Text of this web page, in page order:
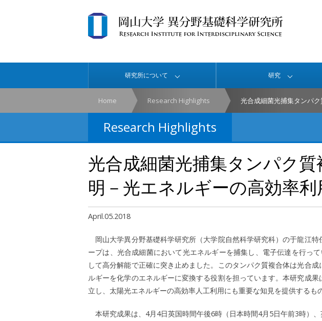
研究所について 研究
Home Research Highlights
Research Highlights
光合成細菌光捕集タンパク
明－光エネルギーの高効率
April.05.2018
岡山大学異分野基礎科学研究所（大学院自然科学研究科）の于龍江
ープは、光合成細菌において光エネルギーを捕集し、電子伝達を行っ
して高分解能で正確に突き止めました。このタンパク質複合体は光合
ルギーを化学のエネルギーに変換する役割を担っています。本研究成
立し、太陽光エネルギーの高効率人工利用にも重要な知見を提供するも
本研究成果は、4月4日英国時間午後6時（日本時間4月5日午前3時）